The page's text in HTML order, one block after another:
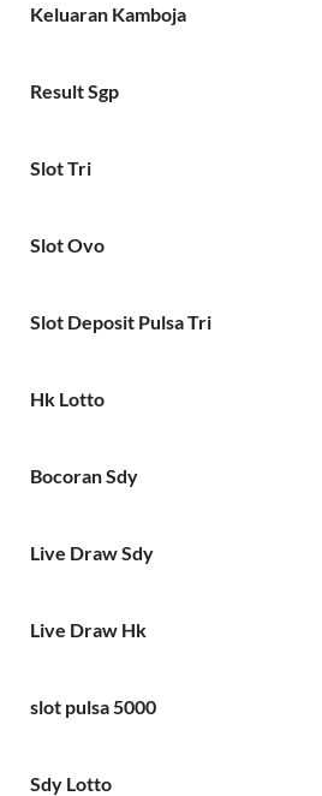
Keluaran Kamboja
Result Sgp
Slot Tri
Slot Ovo
Slot Deposit Pulsa Tri
Hk Lotto
Bocoran Sdy
Live Draw Sdy
Live Draw Hk
slot pulsa 5000
Sdy Lotto